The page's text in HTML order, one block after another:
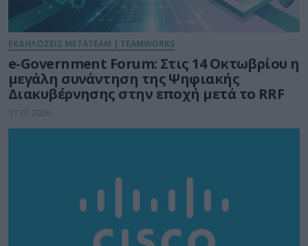
ΕΚΔΗΛΩΣΕΙΣ METATEAM | TEAMWORKS
e-Government Forum: Στις 14 Οκτωβρίου η
μεγάλη συνάντηση της Ψηφιακής
Διακυβέρνησης στην εποχή μετά το RRF
31.07.2026